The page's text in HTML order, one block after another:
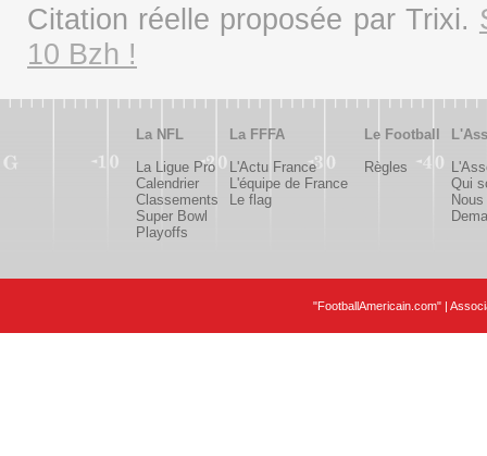
Citation réelle proposée par Trixi.
10 Bzh !
La NFL
La Ligue Pro
Calendrier
Classements
Super Bowl
Playoffs
La FFFA
L'Actu France
L'équipe de France
Le flag
Le Football
Règles
Qui
"FootballAmericain.com" |